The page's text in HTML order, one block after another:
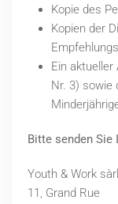
Kopie des
Kopien der
Ein
Nr. 3) sowie
Bitte senden Sie
Youth & Work
11, Grand Rue